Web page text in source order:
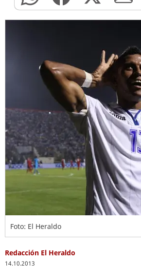
Foto: El Heraldo
Redacción El Heraldo
14.10.2013